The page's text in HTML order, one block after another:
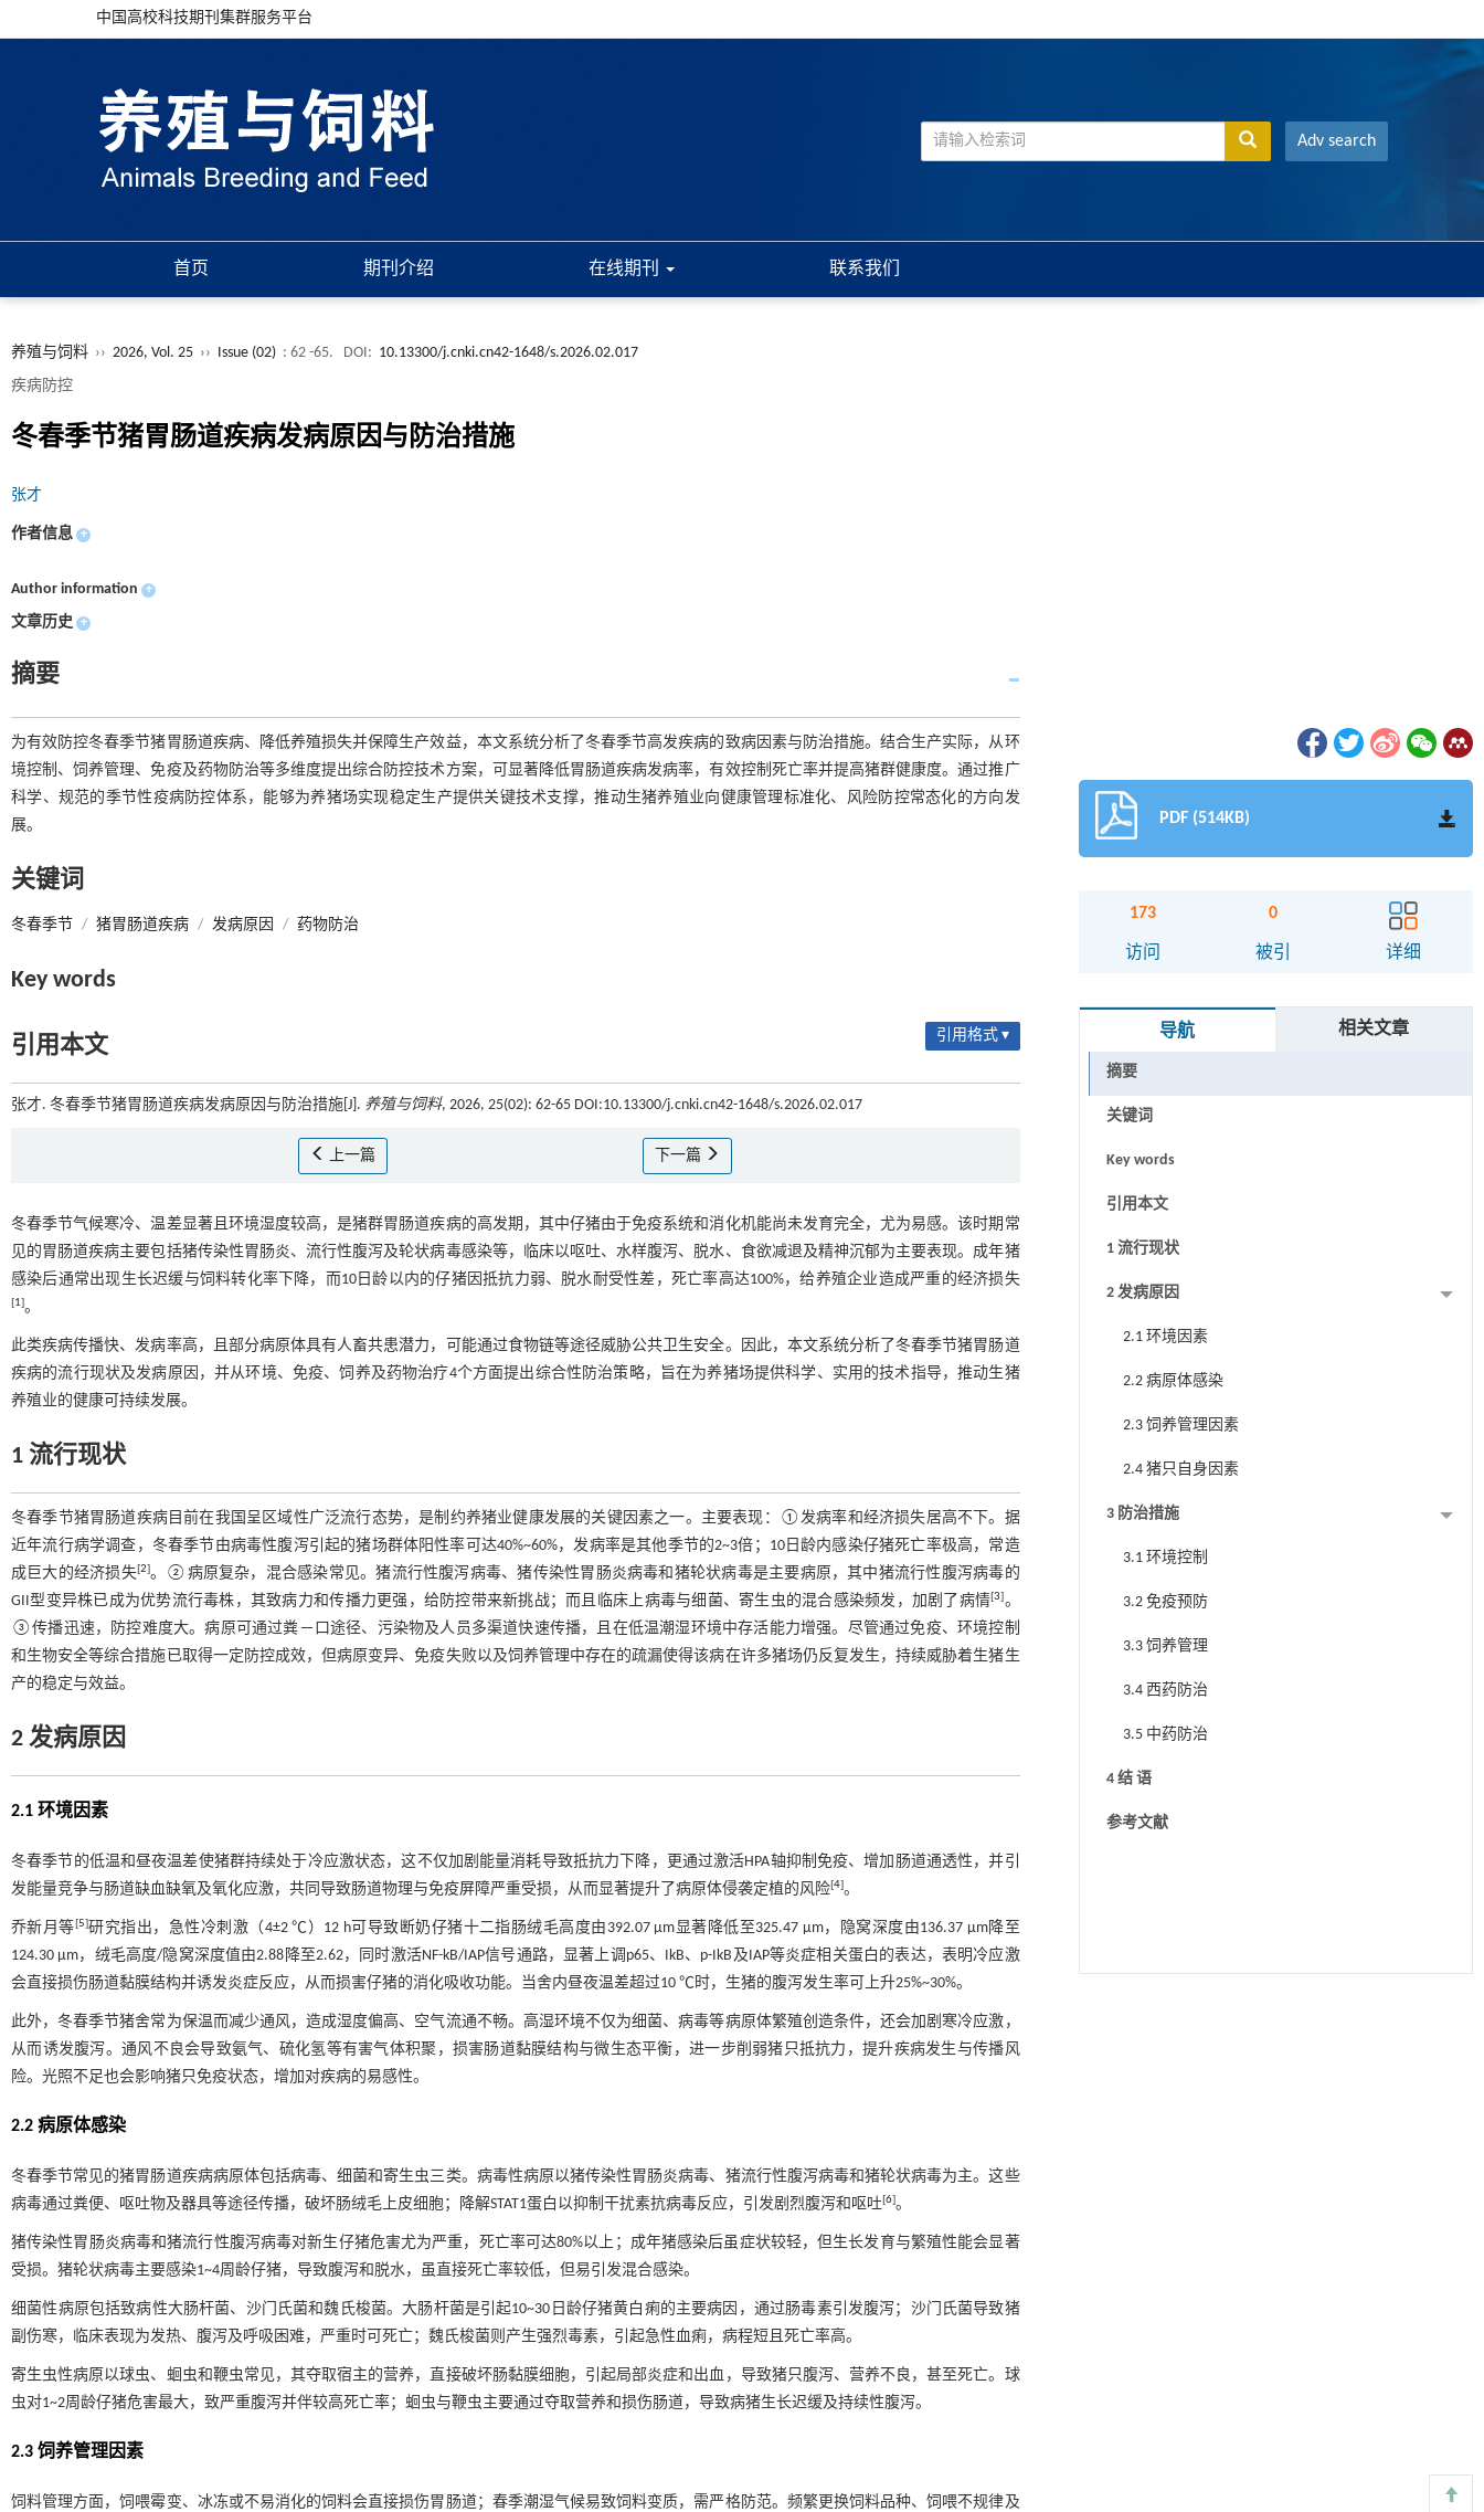
中国高校科技期刊集群服务平台
Adv search
首页 期刊介绍 在线期刊 联系我们
养殖与饲料 ›› 2026, Vol. 25 ›› Issue (02) : 62 -65. DOI: 10.13300/j.cnki.cn42-1648/s.2026.02.017
疾病防控
冬春季节猪胃肠道疾病发病原因与防治措施
张才
作者信息 +
Author information +
文章历史 +
摘要
为有效防控冬春季节猪胃肠道疾病、降低养殖损失并保障生产效益，本文系统分析了冬春季节高发疾病的致病因素与防治措施。结合生产实际，从环
境控制、饲养管理、免疫及药物防治等多维度提出综合防控技术方案，可显著降低胃肠道疾病发病率，有效控制死亡率并提高猪群健康度。通过推广
科学、规范的季节性疫病防控体系，能够为养猪场实现稳定生产提供关键技术支撑，推动生猪养殖业向健康管理标准化、风险防控常态化的方向发
展。
关键词
冬春季节 / 猪胃肠道疾病 / 发病原因 / 药物防治
Key words
引用本文 引用格式 ▾
张才. 冬春季节猪胃肠道疾病发病原因与防治措施[J]. 养殖与饲料, 2026, 25(02): 62-65 DOI:10.13300/j.cnki.cn42-1648/s.2026.02.017
上一篇 下一篇
冬春季节气候寒冷、温差显著且环境湿度较高，是猪群胃肠道疾病的高发期，其中仔猪由于免疫系统和消化机能尚未发育完全，尤为易感。该时期常
见的胃肠道疾病主要包括猪传染性胃肠炎、流行性腹泻及轮状病毒感染等，临床以呕吐、水样腹泻、脱水、食欲减退及精神沉郁为主要表现。成年猪
感染后通常出现生长迟缓与饲料转化率下降，而10日龄以内的仔猪因抵抗力弱、脱水耐受性差，死亡率高达100%，给养殖企业造成严重的经济损失
[1]。
此类疾病传播快、发病率高，且部分病原体具有人畜共患潜力，可能通过食物链等途径威胁公共卫生安全。因此，本文系统分析了冬春季节猪胃肠道
疾病的流行现状及发病原因，并从环境、免疫、饲养及药物治疗4个方面提出综合性防治策略，旨在为养猪场提供科学、实用的技术指导，推动生猪
养殖业的健康可持续发展。
1 流行现状
冬春季节猪胃肠道疾病目前在我国呈区域性广泛流行态势，是制约养猪业健康发展的关键因素之一。主要表现：①发病率和经济损失居高不下。据
近年流行病学调查，冬春季节由病毒性腹泻引起的猪场群体阳性率可达40%~60%，发病率是其他季节的2~3倍；10日龄内感染仔猪死亡率极高，常造
成巨大的经济损失[2]。②病原复杂，混合感染常见。猪流行性腹泻病毒、猪传染性胃肠炎病毒和猪轮状病毒是主要病原，其中猪流行性腹泻病毒的
GII型变异株已成为优势流行毒株，其致病力和传播力更强，给防控带来新挑战；而且临床上病毒与细菌、寄生虫的混合感染频发，加剧了病情[3]。
③传播迅速，防控难度大。病原可通过粪－口途径、污染物及人员多渠道快速传播，且在低温潮湿环境中存活能力增强。尽管通过免疫、环境控制
和生物安全等综合措施已取得一定防控成效，但病原变异、免疫失败以及饲养管理中存在的疏漏使得该病在许多猪场仍反复发生，持续威胁着生猪生
产的稳定与效益。
2 发病原因
2.1 环境因素
冬春季节的低温和昼夜温差使猪群持续处于冷应激状态，这不仅加剧能量消耗导致抵抗力下降，更通过激活HPA轴抑制免疫、增加肠道通透性，并引
发能量竞争与肠道缺血缺氧及氧化应激，共同导致肠道物理与免疫屏障严重受损，从而显著提升了病原体侵袭定植的风险[4]。
乔新月等[5]研究指出，急性冷刺激（4±2 ℃）12 h可导致断奶仔猪十二指肠绒毛高度由392.07 μm显著降低至325.47 μm，隐窝深度由136.37 μm降至
124.30 μm，绒毛高度/隐窝深度值由2.88降至2.62，同时激活NF-kB/IAP信号通路，显著上调p65、IkB、p-IkB及IAP等炎症相关蛋白的表达，表明冷应激
会直接损伤肠道黏膜结构并诱发炎症反应，从而损害仔猪的消化吸收功能。当舍内昼夜温差超过10 ℃时，生猪的腹泻发生率可上升25%~30%。
此外，冬春季节猪舍常为保温而减少通风，造成湿度偏高、空气流通不畅。高湿环境不仅为细菌、病毒等病原体繁殖创造条件，还会加剧寒冷应激，
从而诱发腹泻。通风不良会导致氨气、硫化氢等有害气体积聚，损害肠道黏膜结构与微生态平衡，进一步削弱猪只抵抗力，提升疾病发生与传播风
险。光照不足也会影响猪只免疫状态，增加对疾病的易感性。
2.2 病原体感染
冬春季节常见的猪胃肠道疾病病原体包括病毒、细菌和寄生虫三类。病毒性病原以猪传染性胃肠炎病毒、猪流行性腹泻病毒和猪轮状病毒为主。这些
病毒通过粪便、呕吐物及器具等途径传播，破坏肠绒毛上皮细胞；降解STAT1蛋白以抑制干扰素抗病毒反应，引发剧烈腹泻和呕吐[6]。
猪传染性胃肠炎病毒和猪流行性腹泻病毒对新生仔猪危害尤为严重，死亡率可达80%以上；成年猪感染后虽症状较轻，但生长发育与繁殖性能会显著
受损。猪轮状病毒主要感染1~4周龄仔猪，导致腹泻和脱水，虽直接死亡率较低，但易引发混合感染。
细菌性病原包括致病性大肠杆菌、沙门氏菌和魏氏梭菌。大肠杆菌是引起10~30日龄仔猪黄白痢的主要病因，通过肠毒素引发腹泻；沙门氏菌导致猪
副伤寒，临床表现为发热、腹泻及呼吸困难，严重时可死亡；魏氏梭菌则产生强烈毒素，引起急性血痢，病程短且死亡率高。
寄生虫性病原以球虫、蛔虫和鞭虫常见，其夺取宿主的营养，直接破坏肠黏膜细胞，引起局部炎症和出血，导致猪只腹泻、营养不良，甚至死亡。球
虫对1~2周龄仔猪危害最大，致严重腹泻并伴较高死亡率；蛔虫与鞭虫主要通过夺取营养和损伤肠道，导致病猪生长迟缓及持续性腹泻。
2.3 饲养管理因素
饲料管理方面，饲喂霉变、冰冻或不易消化的饲料会直接损伤胃肠道；春季潮湿气候易致饲料变质，需严格防范。频繁更换饲料品种、饲喂不规律及
PDF (514KB)
173
访问
0
被引 详细
导航 相关文章
摘要
关键词
Key words
引用本文
1 流行现状
2 发病原因
2.1 环境因素
2.2 病原体感染
2.3 饲养管理因素
2.4 猪只自身因素
3 防治措施
3.1 环境控制
3.2 免疫预防
3.3 饲养管理
3.4 西药防治
3.5 中药防治
4 结 语
参考文献